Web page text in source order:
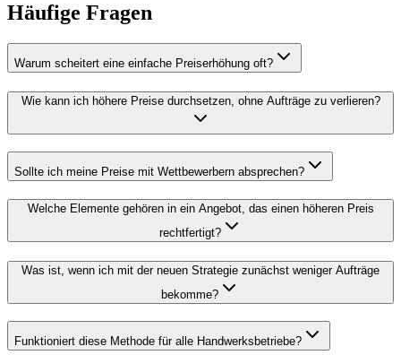
Häufige Fragen
Warum scheitert eine einfache Preiserhöhung oft?
Wie kann ich höhere Preise durchsetzen, ohne Aufträge zu verlieren?
Sollte ich meine Preise mit Wettbewerbern absprechen?
Welche Elemente gehören in ein Angebot, das einen höheren Preis
rechtfertigt?
Was ist, wenn ich mit der neuen Strategie zunächst weniger Aufträge
bekomme?
Funktioniert diese Methode für alle Handwerksbetriebe?